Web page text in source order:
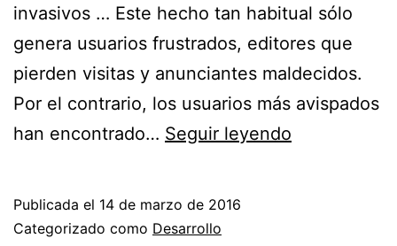
invasivos … Este hecho tan habitual sólo
genera usuarios frustrados, editores que
pierden visitas y anunciantes maldecidos.
Por el contrario, los usuarios más avispados
han encontrado… Seguir leyendo
Publicada el 14 de marzo de 2016
Categorizado como Desarrollo